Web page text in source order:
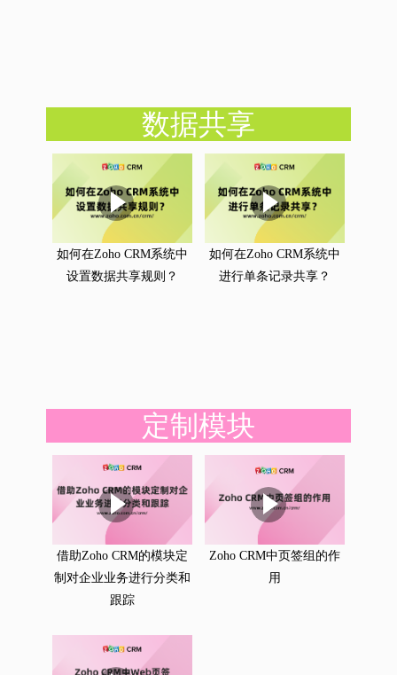
数据共享
如何在Zoho CRM系统中
设置数据共享规则？
如何在Zoho CRM系统中
进行单条记录共享？
定制模块
借助Zoho CRM的模块定
制对企业业务进行分类和
跟踪
Zoho CRM中页签组的作
用